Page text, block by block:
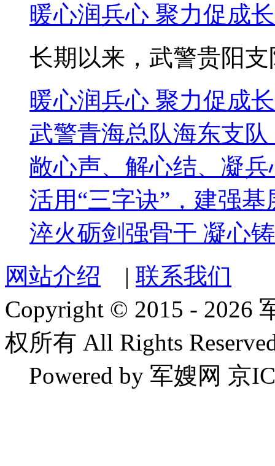
暖心润兵心 聚力促成长
长期以来，武警贵阳
暖心润兵心 聚力促成长
武警青海总队海东支队
敞心声、解心结、凝兵
活用“三字诀”，建强基
淬火砺剑强骨干 凝心
网站介绍 | 联系我们
Copyright © 2015 - 2026
权所有 All Rights
Powered by 军嫂网 京